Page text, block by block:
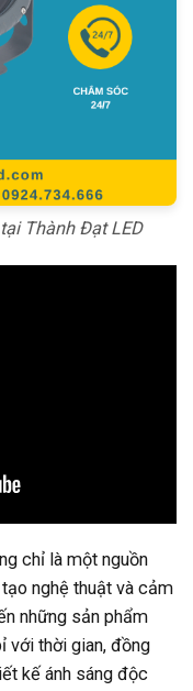
Thành Đạt LED
chỉ là một nguồn
nghệ thuật và cảm
những sản phẩm
với thời gian, đồng
kế ánh sáng độc